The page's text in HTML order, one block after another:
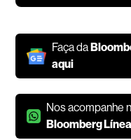
Faça da
aqui
Nos acompanhe
Bloomberg